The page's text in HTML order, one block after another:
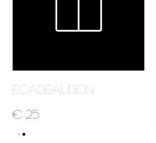
eCadeaubon
€ 25